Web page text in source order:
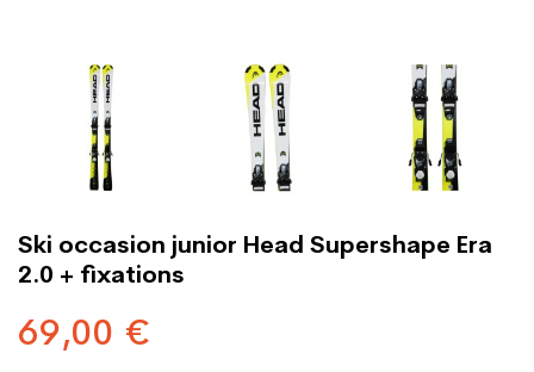
Ski occasion junior Head Supershape Era
2.0 + fixations
69,00 €